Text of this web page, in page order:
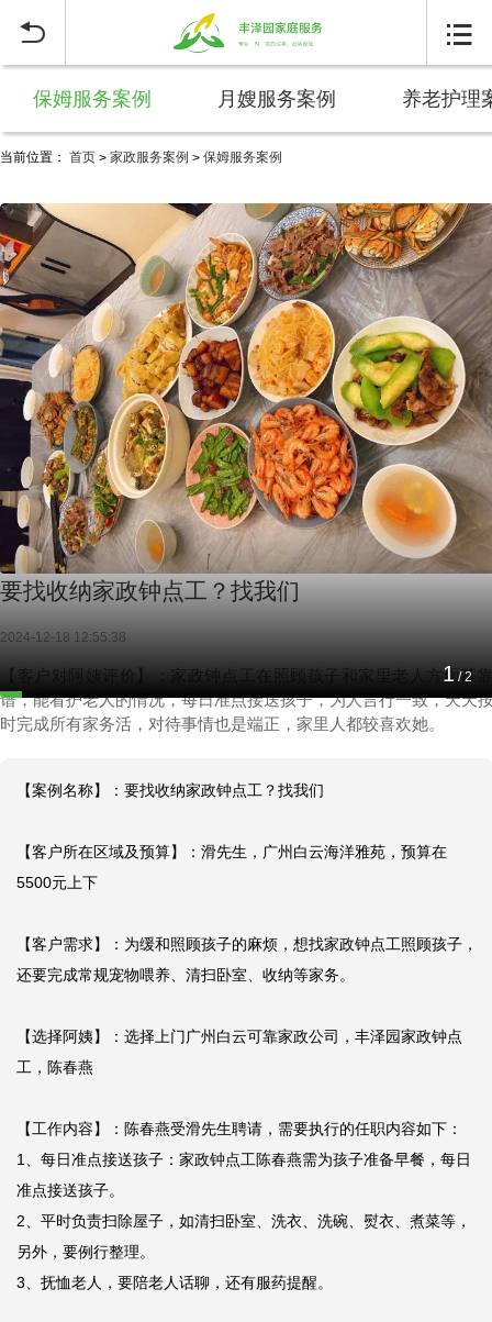
 
保姆服务案例 月嫂服务案例 养老护理
当前位置： 首页 > 家政服务案例 > 保姆服务案例
1 /2
要找收纳家政钟点工？找我们
2024-12-18 12:55:38
【客户对阿姨评价】：家政钟点工在照顾孩子和家里老人方面甚
谱，能看护老人的情况，每日准点接送孩子，为人言行一致，天天
时完成所有家务活，对待事情也是端正，家里人都较喜欢她。
【案例名称】：要找收纳家政钟点工？找我们
【客户所在区域及预算】：滑先生，广州白云海洋雅苑，预算在
5500元上下
【客户需求】：为缓和照顾孩子的麻烦，想找家政钟点工照顾孩子，
还要完成常规宠物喂养、清扫卧室、收纳等家务。
【选择阿姨】：选择上门广州白云可靠家政公司，丰泽园家政钟点
工，陈春燕
【工作内容】：陈春燕受滑先生聘请，需要执行的任职内容如下：
1、每日准点接送孩子：家政钟点工陈春燕需为孩子准备早餐，每日
准点接送孩子。
2、平时负责扫除屋子，如清扫卧室、洗衣、洗碗、熨衣、煮菜等，
另外，要例行整理。
3、抚恤老人，要陪老人话聊，还有服药提醒。